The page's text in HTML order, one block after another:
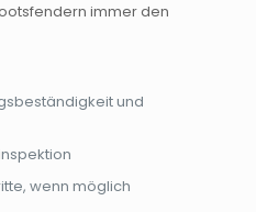
immer den
und
wenn möglich